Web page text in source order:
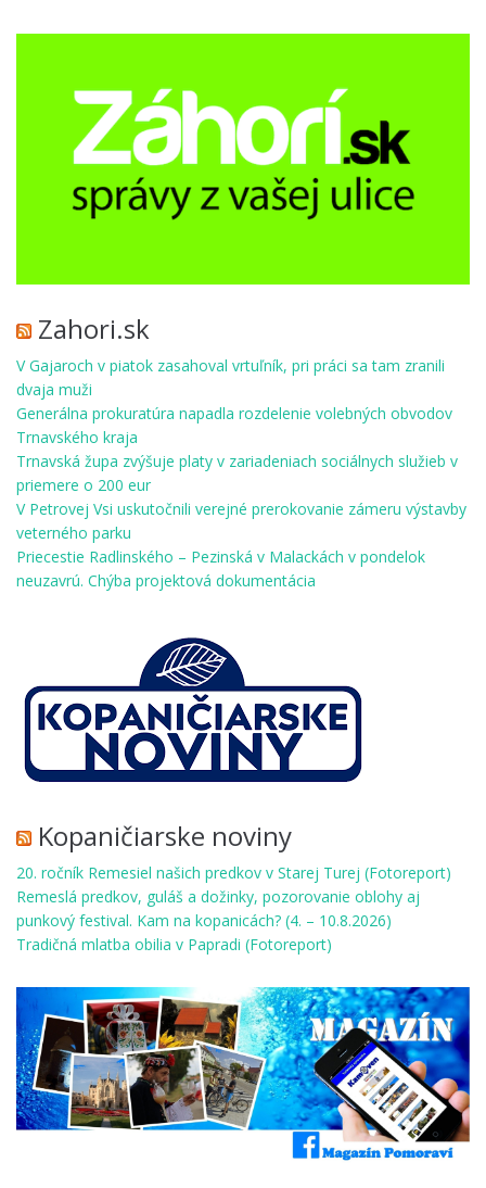
Zahori.sk
V Gajaroch v piatok zasahoval vrtuľník, pri práci sa tam zranili
dvaja muži
Generálna prokuratúra napadla rozdelenie volebných obvodov
Trnavského kraja
Trnavská župa zvýšuje platy v zariadeniach sociálnych služieb v
priemere o 200 eur
V Petrovej Vsi uskutočnili verejné prerokovanie zámeru výstavby
veterného parku
Priecestie Radlinského – Pezinská v Malackách v pondelok
neuzavrú. Chýba projektová dokumentácia
Kopaničiarske noviny
20. ročník Remesiel našich predkov v Starej Turej (Fotoreport)
Remeslá predkov, guláš a dožinky, pozorovanie oblohy aj
punkový festival. Kam na kopanicách? (4. – 10.8.2026)
Tradičná mlatba obilia v Papradi (Fotoreport)